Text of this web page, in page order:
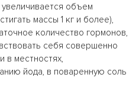
объем
массы 1 кг и более),
количество гормонов,
себя совершенно
в местностях,
йода, в поваренную соль